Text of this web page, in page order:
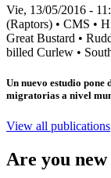
Vie, 13/05/2016 -
(Raptors) • CMS •
Great Bustard •
billed Curlew •
Un nuevo estudio pone
migratorias a nivel
View all publications
Are you